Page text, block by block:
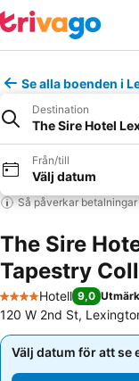
Se alla boenden i
Destination
The Sire Hotel
Från/till
Välj datum
Så påverkar
The Sire
Tapestry
4 Stjärnor
Hotell 9,0
120 W 2nd St,
Välj datum för att se
Välj datum för att se